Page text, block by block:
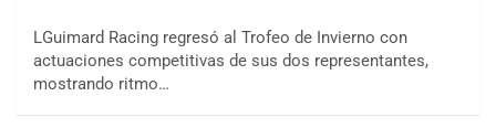
LGuimard Racing regresó al Trofeo de Invierno con
actuaciones competitivas de sus dos representantes,
mostrando ritmo…